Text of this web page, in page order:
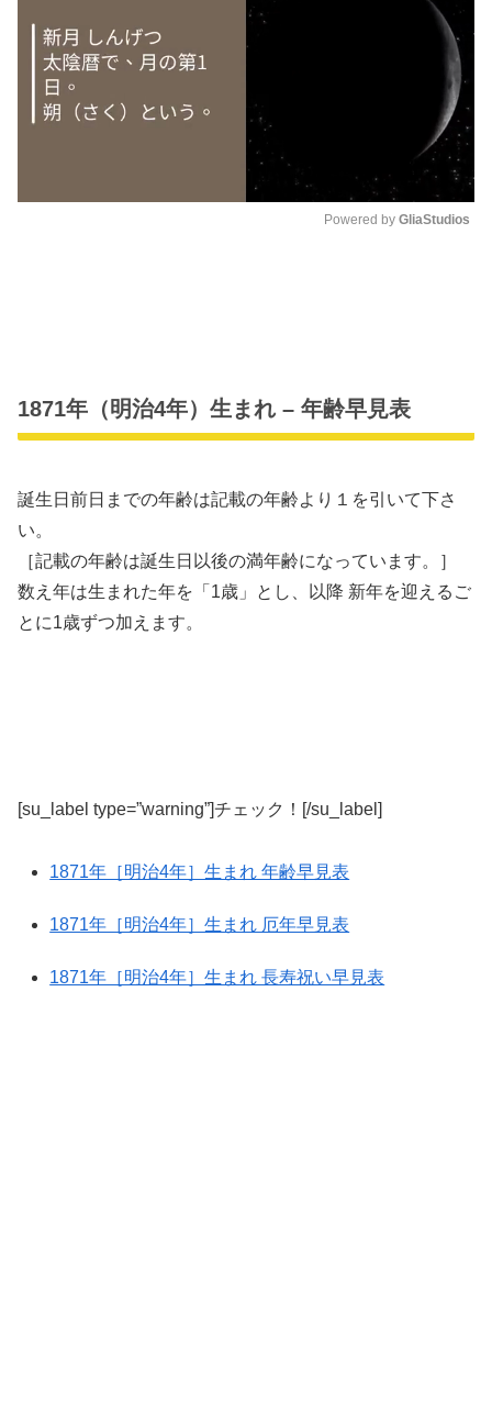
Powered by GliaStudios
1871年（明治4年）生まれ – 年齢早見表
誕生日前日までの年齢は記載の年齢より１を引いて下さ
い。
［記載の年齢は誕生日以後の満年齢になっています。］
数え年は生まれた年を「1歳」とし、以降 新年を迎えるご
とに1歳ずつ加えます。
[su_label type=”warning”]チェック！[/su_label]
1871年［明治4年］生まれ 年齢早見表
1871年［明治4年］生まれ 厄年早見表
1871年［明治4年］生まれ 長寿祝い早見表